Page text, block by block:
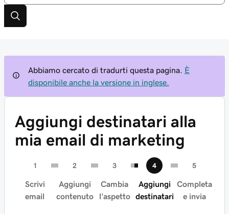
Abbiamo cercato di tradurti questa pagina.
È
disponibile anche la versione in inglese.
Aggiungi destinatari alla
mia email di marketing
Scrivi
email
Aggiungi
contenuto
Cambia
l'aspetto
Aggiungi
destinatari
Completa
e invia